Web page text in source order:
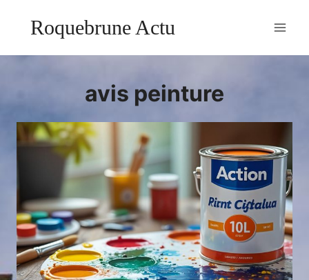
Roquebrune Actu
avis peinture